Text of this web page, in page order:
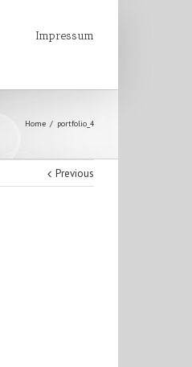
Impressum
Home portfolio_4
Previous